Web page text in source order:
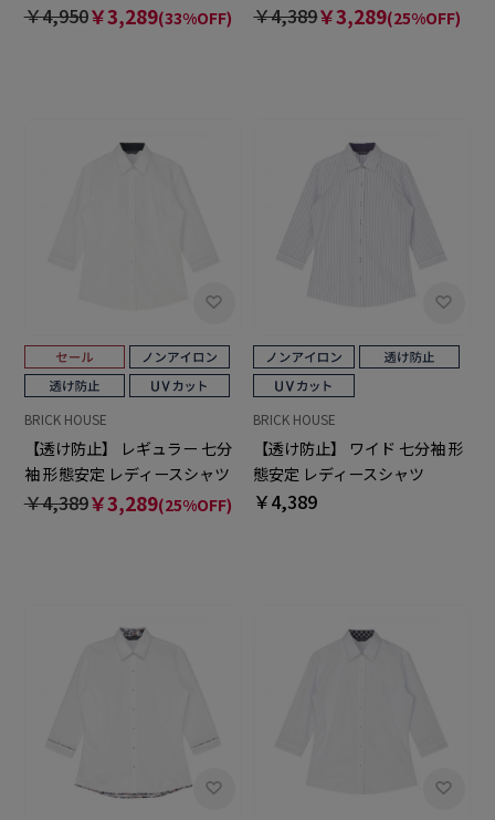
￥4,950￥3,289(33%OFF) ￥4,389￥3,289(25%OFF)
BRICK HOUSE
【透け防止】 レギュラー 七分
袖 形態安定 レディースシャツ
￥4,389￥3,289(25%OFF)
BRICK HOUSE
【透け防止】 ワイド 七分袖 形
態安定 レディースシャツ
￥4,389